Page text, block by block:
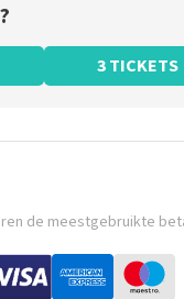
3 TICKETS
de meestgebruikte